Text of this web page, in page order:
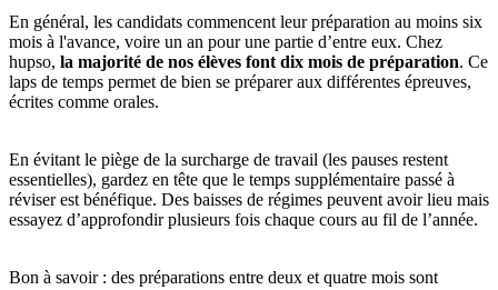
En général, les candidats commencent leur préparation au moins six
mois à l'avance, voire un an pour une partie d’entre eux. Chez
hupso, la majorité de nos élèves font dix mois de préparation. Ce
laps de temps permet de bien se préparer aux différentes épreuves,
écrites comme orales.
En évitant le piège de la surcharge de travail (les pauses restent
essentielles), gardez en tête que le temps supplémentaire passé à
réviser est bénéfique. Des baisses de régimes peuvent avoir lieu mais
essayez d’approfondir plusieurs fois chaque cours au fil de l’année.
Bon à savoir : des préparations entre deux et quatre mois sont